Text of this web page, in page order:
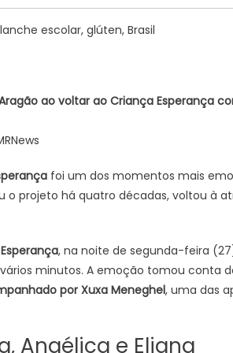
escolar, glúten, Brasil
ao voltar ao Criança Esperança
foi um dos momentos mais
o projeto há quatro décadas, voltou à
, na noite de segunda-feira
minutos. A emoção tomou conta
por Xuxa Meneghel, uma das
Angélica e Eliana